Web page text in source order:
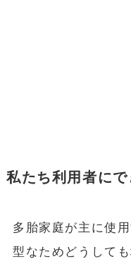
私たち利用者にで
多胎家庭が主に使
型なためどうして